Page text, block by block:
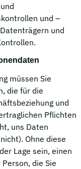
und –
und
müssen Sie
die für die
und
Pflichten
uns Daten
Ohne diese
Lage sein, einen
die Sie